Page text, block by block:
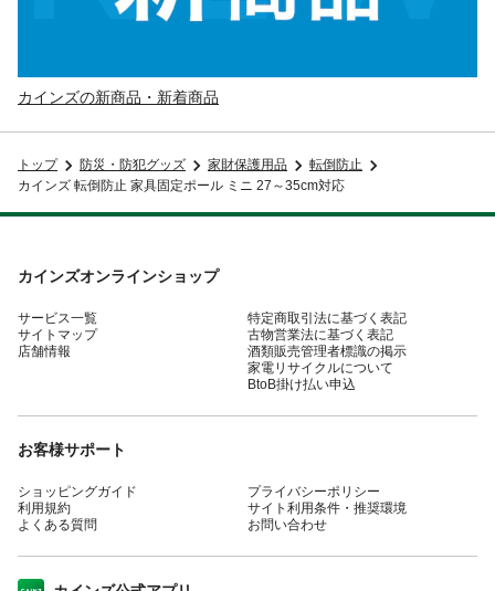
カインズの新商品・新着商品
トップ 防災・防犯グッズ 家財保護用品
転倒防止
カインズ 転倒防止 家具固定ポール ミニ 27～35cm対応
カインズオンラインショップ
サービス一覧
サイトマップ
店舗情報
特定商取引法に基づく表記
古物営業法に基づく表記
酒類販売管理者標識の掲示
家電リサイクルについて
BtoB掛け払い申込
お客様サポート
ショッピングガイド
利用規約
よくある質問
プライバシーポリシー
サイト利用条件・推奨環境
お問い合わせ